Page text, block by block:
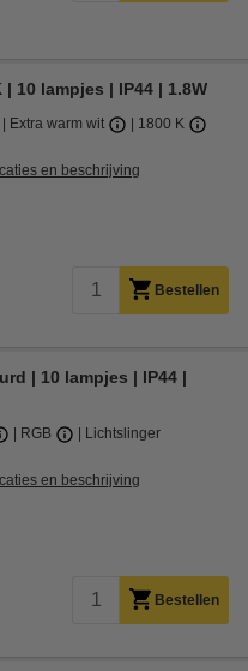
10 lampjes | IP44 | 1.8W
Extra warm wit 1800 K
en beschrijving
Bestellen
| 10 lampjes | IP44 |
RGB Lichtslinger
en beschrijving
Bestellen